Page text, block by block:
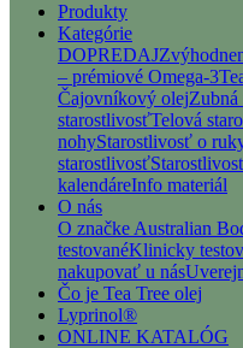
Produkty
Kategórie
DOPREDAJ
– prémiové Omega-3
Čajovníkový olejZubná
starostlivosťTelová
nohyStarostlivosť o
starostlivosť
kalendáreInfo materiál
O nás
O značke Australian
testovanéKlinicky
nakupovať u nás
Čo je Tea Tree olej
Lyprinol®
ONLINE KATALÓG